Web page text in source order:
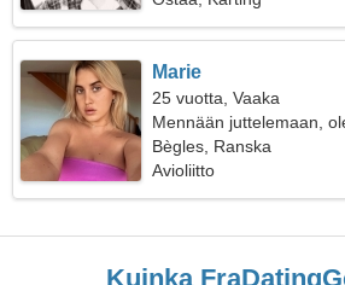
Marie
25 vuotta, Vaaka
Mennään juttelemaan,
Bègles, Ranska
Avioliitto
Kuinka